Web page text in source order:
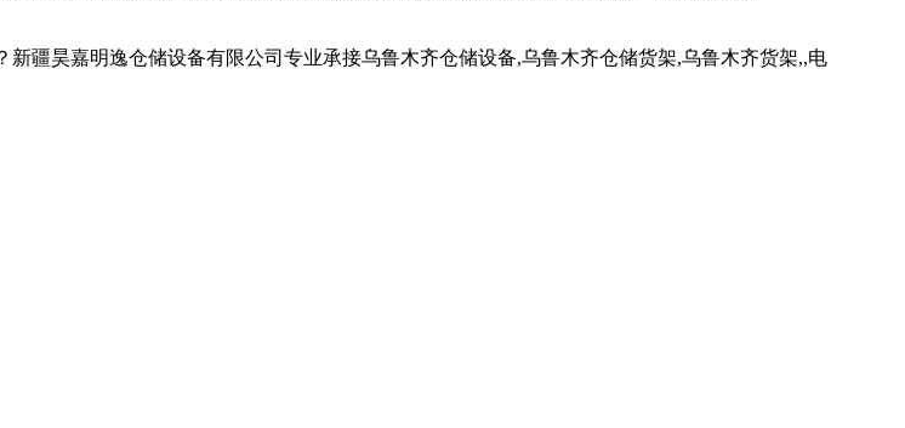
疆昊嘉明逸仓储设备有限公司专业承接乌鲁木齐仓储设备,乌鲁木齐仓储货架,乌鲁木齐货架,,电